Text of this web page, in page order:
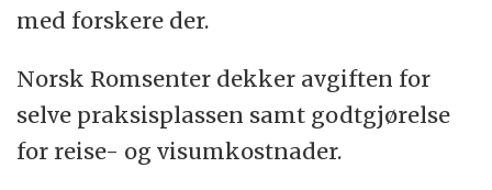
med forskere der.
Norsk Romsenter dekker avgiften for
selve praksisplassen samt godtgjørelse
for reise- og visumkostnader.